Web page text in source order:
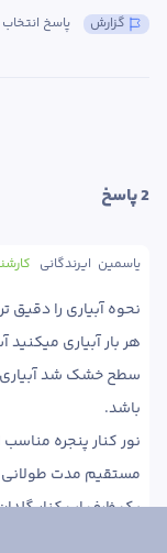
پاسخ گزارش
2 پاسخ
یاسمین  ایرندگانی
یک ظرف اب کنار